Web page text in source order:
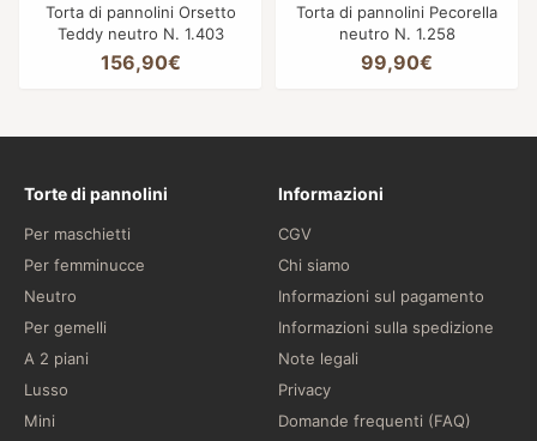
Torta di pannolini Orsetto
Teddy neutro N. 1.403
156,90€
Torta di pannolini Pecorella
neutro N. 1.258
99,90€
Torte di pannolini
Per maschietti
Per femminucce
Neutro
Per gemelli
A 2 piani
Lusso
Mini
Informazioni
CGV
Chi siamo
Informazioni sul pagamento
Informazioni sulla spedizione
Note legali
Privacy
Domande frequenti (FAQ)